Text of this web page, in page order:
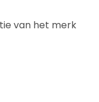
van het merk